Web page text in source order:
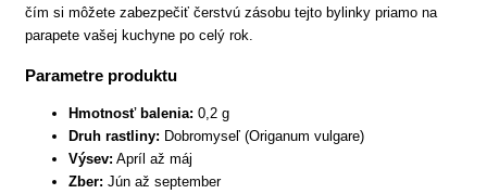
čím si môžete zabezpečiť čerstvú zásobu tejto bylinky priamo na
parapete vašej kuchyne po celý rok.
Parametre produktu
Hmotnosť balenia: 0,2 g
Druh rastliny: Dobromyseľ (Origanum vulgare)
Výsev: Apríl až máj
Zber: Jún až september